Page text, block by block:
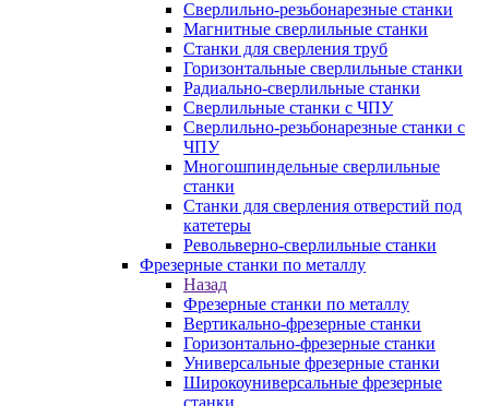
Сверлильно-резьбонарезные станки
Магнитные сверлильные станки
Станки для сверления труб
Горизонтальные сверлильные станки
Радиально-сверлильные станки
Сверлильные станки с ЧПУ
Сверлильно-резьбонарезные станки с
ЧПУ
Многошпиндельные сверлильные
станки
Станки для сверления отверстий под
катетеры
Револьверно-сверлильные станки
Фрезерные станки по металлу
Назад
Фрезерные станки по металлу
Вертикально-фрезерные станки
Горизонтально-фрезерные станки
Универсальные фрезерные станки
Широкоуниверсальные фрезерные
станки